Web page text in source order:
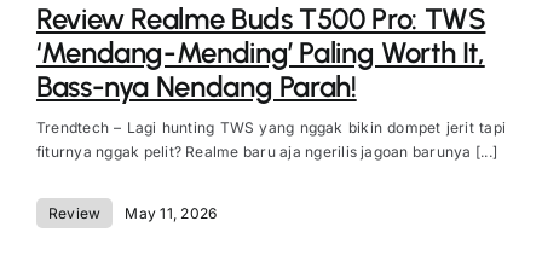
Review Realme Buds T500 Pro: TWS
‘Mendang-Mending’ Paling Worth It,
Bass-nya Nendang Parah!
Trendtech – Lagi hunting TWS yang nggak bikin dompet jerit tapi
fiturnya nggak pelit? Realme baru aja ngerilis jagoan barunya [...]
Review May 11, 2026